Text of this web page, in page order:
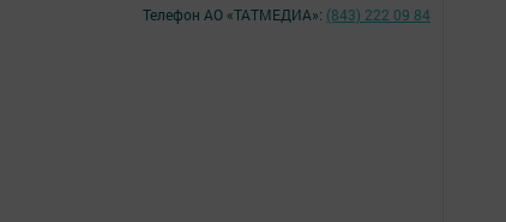
Телефон АО «ТАТМЕДИА»: (843) 222 09 84